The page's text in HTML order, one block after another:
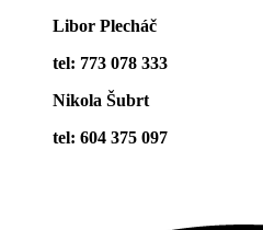
Libor Plecháč
tel: 773 078 333
Nikola Šubrt
tel: 604 375 097